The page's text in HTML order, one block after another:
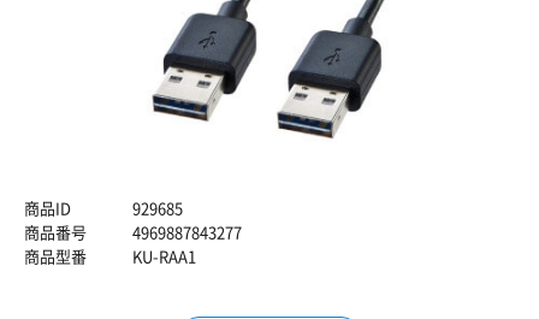
商品ID
929685
商品番号
4969887843277
商品型番
KU-RAA1